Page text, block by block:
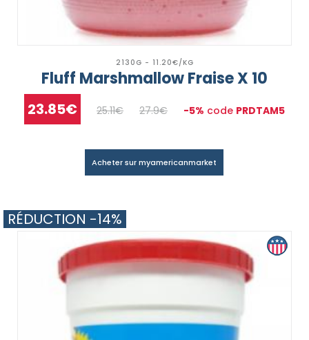
2130G - 11.20€/KG
Fluff Marshmallow Fraise X 10
23.85€ 25.11€ 27.9€ -5% code PRDTAM5
Acheter sur myamericanmarket
RÉDUCTION -14%